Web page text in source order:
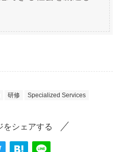
研修 Specialized Services
をシェアする